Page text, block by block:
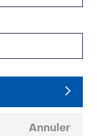
Annuler